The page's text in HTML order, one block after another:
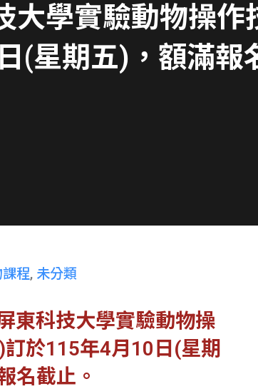
大學實驗動物操作
(星期五)，額滿報
程, 未分類
東科技大學實驗動物操
於115年4月10日(星期
名截止。